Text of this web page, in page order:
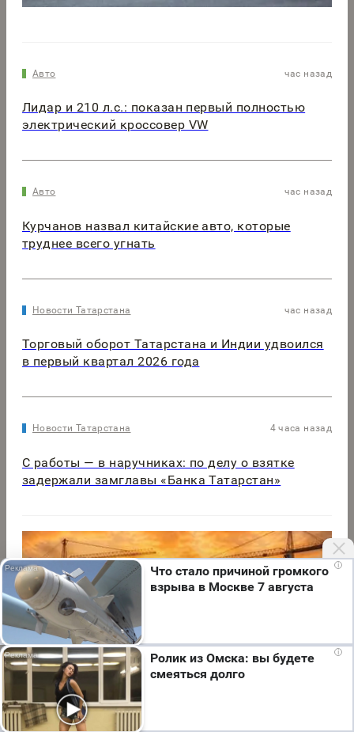
Авто час назад
Лидар и 210 л.с.: показан первый полностью
электрический кроссовер VW
Авто час назад
Курчанов назвал китайские авто, которые
труднее всего угнать
Новости Татарстана час назад
Торговый оборот Татарстана и Индии удвоился
в первый квартал 2026 года
Новости Татарстана 4 часа назад
С работы — в наручниках: по делу о взятке
задержали замглавы «Банка Татарстан»
Мы используем cookie. Во время посещения сайта
вы соглашаетесь с тем, что мы обрабатываем
ваши персональные данные с использованием
метрик Яндекс Метрика, top.mail.ru, LiveInternet.
Я согласен
i
Что стало причиной громкого
взрыва в Москве 7 августа
i
Ролик из Омска: вы будете
смеяться долго